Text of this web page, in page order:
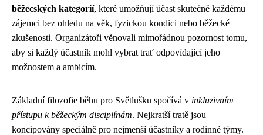
běžecských kategorií, které umožňují účast skutečně každému
zájemci bez ohledu na věk, fyzickou kondici nebo běžecké
zkušenosti. Organizátoři věnovali mimořádnou pozornost tomu,
aby si každý účastník mohl vybrat trať odpovídající jeho
možnostem a ambicím.
Základní filozofie běhu pro Světlušku spočívá v inkluzivním
přístupu k běžeckým disciplínám. Nejkratší tratě jsou
koncipovány speciálně pro nejmenší účastníky a rodinné týmy.